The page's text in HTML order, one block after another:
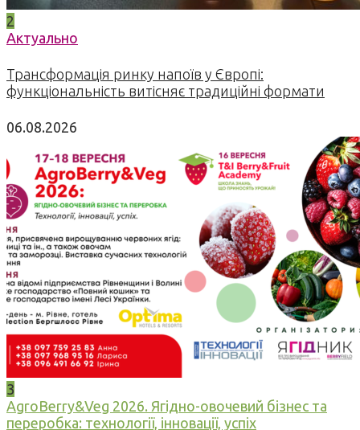
2
Актуально
Трансформація ринку напоїв у Європі:
функціональність витісняє традиційні формати
06.08.2026
3
AgroBerry&Veg 2026. Ягідно-овочевий бізнес та
переробка: технології, інновації, успіх